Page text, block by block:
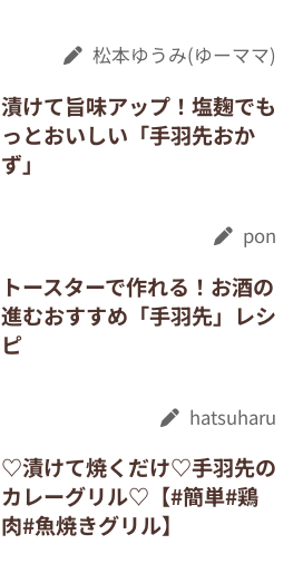
松本ゆうみ(ゆーママ)
漬けて旨味アップ！塩麹でも
っとおいしい「手羽先おか
ず」
pon
トースターで作れる！お酒の
進むおすすめ「手羽先」レシ
ピ
hatsuharu
♡漬けて焼くだけ♡手羽先の
カレーグリル♡【#簡単#鶏
肉#魚焼きグリル】